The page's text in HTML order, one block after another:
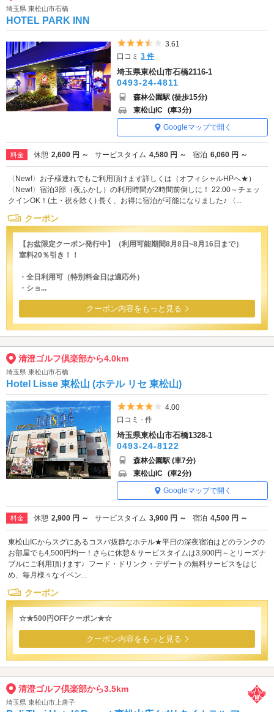
埼玉県 東松山市石橋
HOTEL PARK INN
5つ星のうち3.5
3.61
口コミ3 件
埼玉県東松山市石橋2116-1
0493-24-4811
森林公園駅 (徒歩15分)
東松山IC (車3分)
Googleマップで開く
料金 休憩 2,600 円 ～ サービスタイム 4,580 円 ～ 宿泊 6,060 円 ～
〈New!〉お子様連れでもご利用頂けます詳しくは（オフィシャルHPへ★）
〈New!〉宿泊3部（夜ふかし）の利用時間が2時間前倒しに！ 22:00～チェッ
クインOK！(土・祝を除く) 長く、お得に宿泊が可能になりました♪ 〈...
クーポン
【お盆限定クーポン発行中】（利用可能期間8月8日~8月16日まで）
室料20％引き！！
・全日利用可（特別料金日は適応外）
・ショ...
クーポン内容をもっと見る
清澄ゴルフ倶楽部から4.0km
埼玉県 東松山市石橋
Hotel Lisse 東松山 (ホテル リセ 東松山)
5つ星のうち4
4.00
口コミ - 件
埼玉県東松山市石橋1328-1
0493-24-8122
森林公園駅 (車7分)
東松山IC (車2分)
Googleマップで開く
料金 休憩 2,900 円 ～ サービスタイム 3,900 円 ～ 宿泊 4,500 円 ～
東松山ICからスグにあるコスパ抜群なホテル★平日の深夜宿泊はどのランクの
お部屋でも4,500円均一！さらに休憩＆サービスタイムは3,900円～とリーズナ
ブルにご利用頂けます♩フード・ドリンク・デザートの無料サービスをはじ
め、毎月様々なイベン...
クーポン
☆★500円OFFクーポン★☆
クーポン内容をもっと見る
清澄ゴルフ倶楽部から3.5km
埼玉県 東松山市上唐子